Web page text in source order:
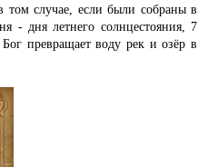
том случае, если были собраны в
- дня летнего солнцестояния, 7
превращает воду рек и озёр в